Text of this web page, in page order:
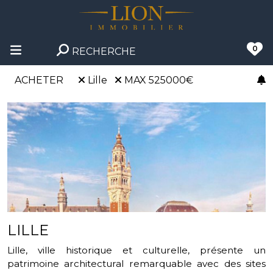
RECHERCHE 0
ACHETER Lille MAX 525000€
LILLE
Lille, ville historique et culturelle, présente un
patrimoine architectural remarquable avec des sites